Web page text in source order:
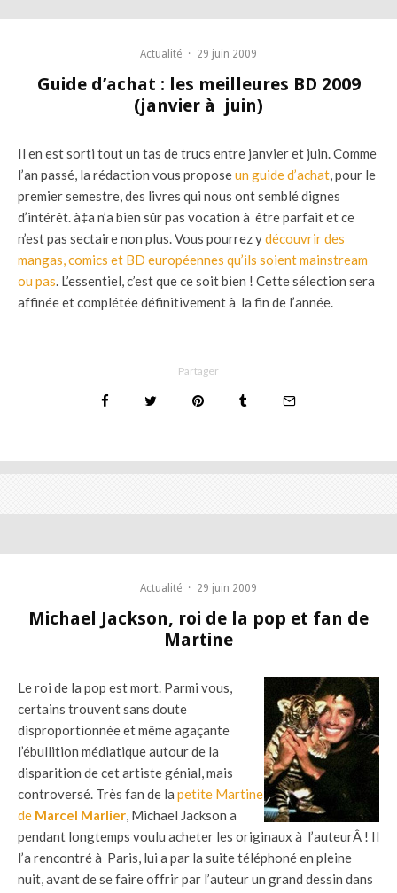
Actualité · 29 juin 2009
Guide d’achat : les meilleures BD 2009
(janvier à juin)
Il en est sorti tout un tas de trucs entre janvier et juin. Comme
l’an passé, la rédaction vous proposeun guide d’achat, pour le
premier semestre, des livres qui nous ont semblé dignes
d’intérêt. à‡a n’a bien sûr pas vocation à être parfait et ce
n’est pas sectaire non plus. Vous pourrez ydécouvrir des
mangas, comics et BD européennes qu’ils soient mainstream
ou pas. L’essentiel, c’est que ce soit bien ! Cette sélection sera
affinée et complétée définitivement à la fin de l’année.
Partager
Actualité · 29 juin 2009
Michael Jackson, roi de la pop et fan de
Martine
Le roi de la pop est mort. Parmi vous,
certains trouvent sans doute
disproportionnée et même agaçante
l’ébullition médiatique autour de la
disparition de cet artiste génial, mais
controversé. Très fan de la petite Martine
de Marcel Marlier, Michael Jackson a
pendant longtemps voulu acheter les originaux à l’auteurÂ ! Il
l’a rencontré à Paris, lui a par la suite téléphoné en pleine
nuit, avant de se faire offrir par l’auteur un grand dessin dans